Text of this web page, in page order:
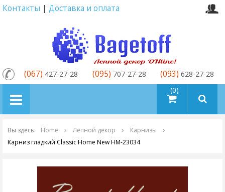
Контакты | Доставка и оплата
товаров (0)
(067) 427-27-28 (095) 707-27-28 (093) 628-27-28
Вы здесь: Home Лепной декор
Карнизы
Карниз гладкий Classic Home New HM-23034